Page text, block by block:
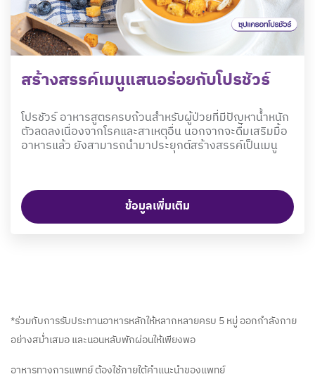
สร้างสรรค์เมนูแสนอร่อยกับโปรชัวร์
โปรชัวร์ อาหารสูตรครบถ้วนสำหรับผู้ป่วยที่มีปัญหาน้ำหนัก
ตัวลดลงเนื่องจากโรคและสาเหตุอื่น นอกจากจะดื่มเสริมมื้อ
อาหารแล้ว ยังสามารถนำมาประยุกต์สร้างสรรค์เป็นเมนู
ข้อมูลเพิ่มเติม
*ร่วมกับการรับประทานอาหารหลักให้หลากหลายครบ 5 หมู่ ออกกำลังกาย
อย่างสม่ำเสมอ และนอนหลับพักผ่อนให้เพียงพอ
อาหารทางการแพทย์ ต้องใช้ภายใต้คำแนะนำของแพทย์